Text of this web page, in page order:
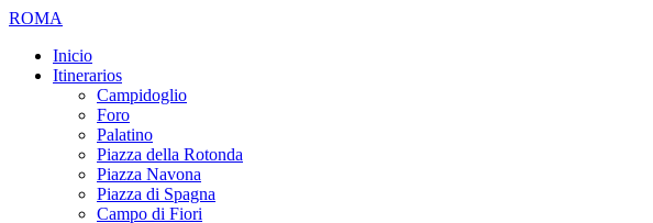
ROMA
Inicio
Itinerarios
Campidoglio
Foro
Palatino
Piazza della Rotonda
Piazza Navona
Piazza di Spagna
Campo di Fiori